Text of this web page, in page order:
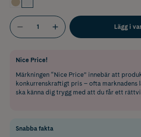
Lägg i
Nice Price!
Märkningen “Nice Price” innebär att
konkurrenskraftigt pris – ofta marknadens
ska känna dig trygg med att du får ett
Snabba fakta